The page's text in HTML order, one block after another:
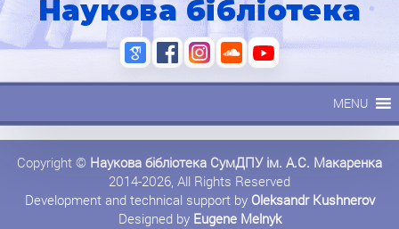
Наукова бібліотека
MENU
Copyright © Наукова бібліотека СумДПУ ім. А.С. Макаренка
2014-2026, All Rights Reserved
Development and technical support by Oleksandr Kushnerov
Designed by Eugene Melnyk